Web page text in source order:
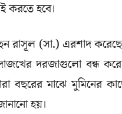
করতে হবে।
রাসূল (সা.) এরশাদ
দরজাগুলো বন্ধ
বছরের মাঝে মুমিনের
হয়।